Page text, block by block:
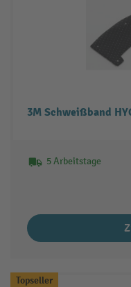
3M Schweißband
5 Arbeitstage
Topseller